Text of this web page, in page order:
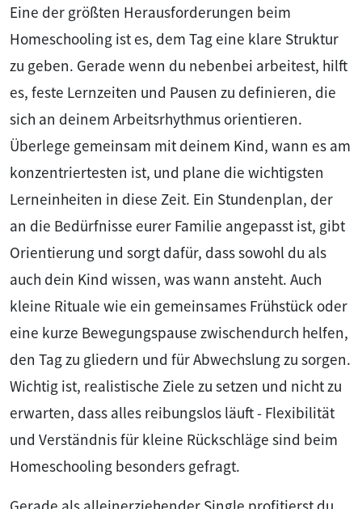
Eine der größten Herausforderungen beim
Homeschooling ist es, dem Tag eine klare Struktur
zu geben. Gerade wenn du nebenbei arbeitest, hilft
es, feste Lernzeiten und Pausen zu definieren, die
sich an deinem Arbeitsrhythmus orientieren.
Überlege gemeinsam mit deinem Kind, wann es am
konzentriertesten ist, und plane die wichtigsten
Lerneinheiten in diese Zeit. Ein Stundenplan, der
an die Bedürfnisse eurer Familie angepasst ist, gibt
Orientierung und sorgt dafür, dass sowohl du als
auch dein Kind wissen, was wann ansteht. Auch
kleine Rituale wie ein gemeinsames Frühstück oder
eine kurze Bewegungspause zwischendurch helfen,
den Tag zu gliedern und für Abwechslung zu sorgen.
Wichtig ist, realistische Ziele zu setzen und nicht zu
erwarten, dass alles reibungslos läuft - Flexibilität
und Verständnis für kleine Rückschläge sind beim
Homeschooling besonders gefragt.